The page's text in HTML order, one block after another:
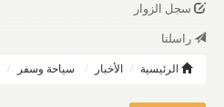
سجل الزوار
راسلنا
الرئيسية الأخبار سياحة وسفر